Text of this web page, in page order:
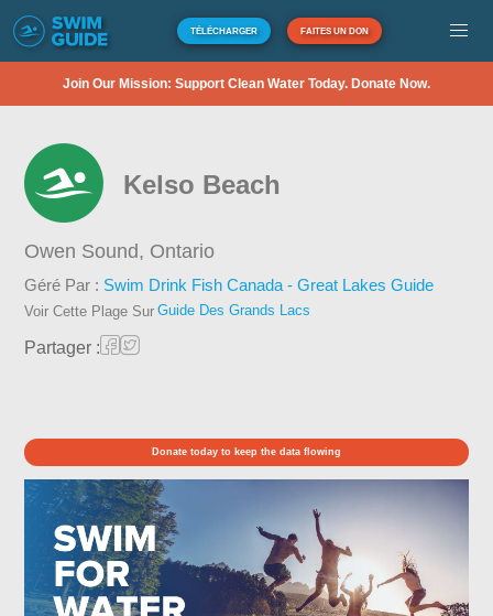
TÉLÉCHARGER FAITES UN DON
Join Our Mission: Support Clean Water Today. Donate Now.
Kelso Beach
Owen Sound, Ontario
Géré Par : Swim Drink Fish Canada - Great Lakes Guide
Voir Cette Plage Sur Guide Des Grands Lacs
Partager :
Donate today to keep the data flowing